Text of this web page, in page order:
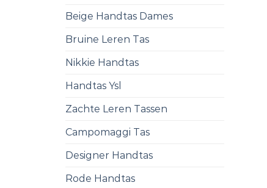
Beige Handtas Dames
Bruine Leren Tas
Nikkie Handtas
Handtas Ysl
Zachte Leren Tassen
Campomaggi Tas
Designer Handtas
Rode Handtas